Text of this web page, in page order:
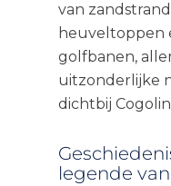
van
heuveltoppen
golfbanen,
uitzonderlijke
dichtbij
legende